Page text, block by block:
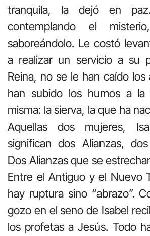
tranquila, la dejó en
contemplando el
saboreándolo. Le costó
a realizar un servicio a su
Reina, no se le han caído los
han subido los humos a la
misma: la sierva, la que ha
Aquellas dos mujeres,
significan dos Alianzas,
Dos Alianzas que se
Entre el Antiguo y el Nuevo
hay ruptura sino “abrazo”.
gozo en el seno de Isabel
los profetas a Jesús. Todo